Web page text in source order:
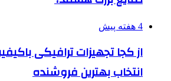
4 هفته پیش
از کجا تجهیزات ترافیکی
انتخاب بهترین فروشنده